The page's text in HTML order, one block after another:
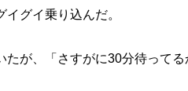
イグイ乗り込んだ。
たが、「さすがに30分待って